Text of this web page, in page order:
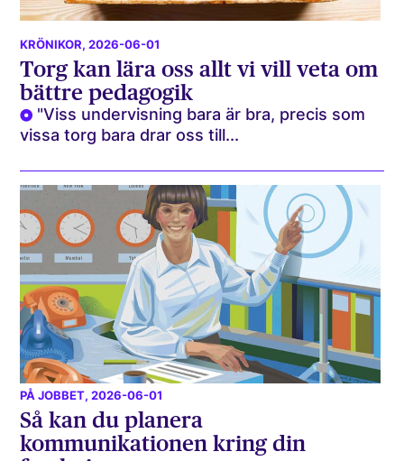
KRÖNIKOR, 2026-06-01
Torg kan lära oss allt vi vill veta om
bättre pedagogik
"Viss undervisning bara är bra, precis som
vissa torg bara drar oss till...
PÅ JOBBET, 2026-06-01
Så kan du planera
kommunikationen kring din